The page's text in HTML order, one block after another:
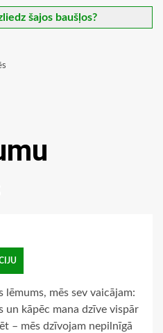
šajos baušļos?
lēmums, mēs sev vaicājam:
kāpēc mana dzīve vispār
– mēs dzīvojam nepilnīgā